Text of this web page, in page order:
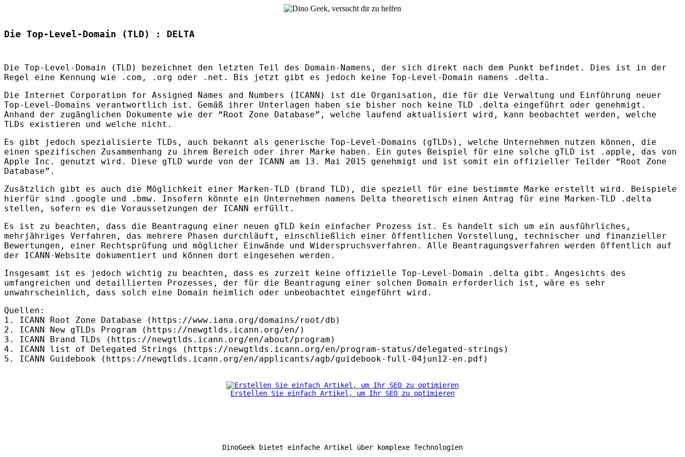
Die Top-Level-Domain (TLD) : DELTA
Die Top-Level-Domain (TLD ) bezeichnet den letzten Teil des Domain-Namens, der sich direkt nach dem Punkt befindet. Dies ist in der
Regel eine Kennung wie .com, .org oder .net. Bis jetzt gibt es jedoch keine Top-Level-Domain namens .delta.
Die Internet Corporation for Assigned Names and Numbers ( ICANN ) ist die Organisation, die für die Verwaltung und Einführung neuer
Top-Level-Domains verantwortlich ist. Gemäß ihrer Unterlagen haben sie bisher noch keine TLD .delta eingeführt oder genehmigt.
Anhand der zugänglichen Dokumente wie der “Root Zone Database”, welche laufend aktualisiert wird, kann beobachtet werden, welche
TLDs existieren und welche nicht.
Es gibt jedoch spezialisierte TLDs, auch bekannt als generische Top-Level-Domains (gTLDs), welche Unternehmen nutzen können, die
einen spezifischen Zusammenhang zu ihrem Bereich oder ihrer Marke haben. Ein gutes Beispiel für eine solche gTLD ist .apple, das von
Apple Inc. genutzt wird. Diese gTLD wurde von der ICANN am 13. Mai 2015 genehmigt und ist somit ein offizieller Teilder “Root Zone
Database”.
Zusätzlich gibt es auch die Möglichkeit einer Marken-TLD (brand TLD ), die speziell für eine bestimmte Marke erstellt wird. Beispiele
hierfür sind .google und .bmw. Insofern könnte ein Unternehmen namens Delta theoretisch einen Antrag für eine Marken-TLD .delta
stellen, sofern es die Voraussetzungen der ICANN erfüllt.
Es ist zu beachten, dass die Beantragung einer neuen gTLD kein einfacher Prozess ist. Es handelt sich um ein ausführliches,
mehrjähriges Verfahren, das mehrere Phasen durchläuft, einschließlich einer öffentlichen Vorstellung, technischer und finanzieller
Bewertungen, einer Rechtsprüfung und möglicher Einwände und Widerspruchsverfahren. Alle Beantragungsverfahren werden öffentlich auf
der ICANN-Website dokumentiert und können dort eingesehen werden.
Insgesamt ist es jedoch wichtig zu beachten, dass es zurzeit keine offizielle Top-Level-Domain .delta gibt. Angesichts des
umfangreichen und detaillierten Prozesses, der für die Beantragung einer solchen Domain erforderlich ist, wäre es sehr
unwahrscheinlich, dass solch eine Domain heimlich oder unbeobachtet eingeführt wird.
Quellen:
1. ICANN Root Zone Database (https://www.iana.org/domains/root/db)
2. ICANN New gTLDs Program (https://newgtlds.icann.org/en/)
3. ICANN Brand TLDs (https://newgtlds.icann.org/en/about/program)
4. ICANN list of Delegated Strings (https://newgtlds.icann.org/en/program-status/delegated-strings)
5. ICANN Guidebook (https://newgtlds.icann.org/en/applicants/agb/guidebook-full-04jun12-en.pdf)
Erstellen Sie einfach Artikel, um Ihr SEO zu optimieren
DinoGeek bietet einfache Artikel über komplexe Technologien